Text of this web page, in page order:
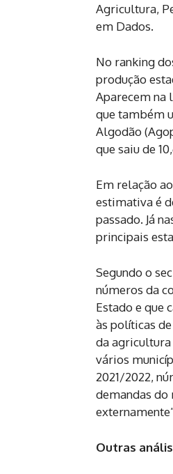
Agricultura,
em Dados.
No ranking
produção
Aparecem na
que também
Algodão
que saiu de
Em relação
estimativa é
passado. Já
principais
Segundo o
números da
Estado e que
às políticas
da
vários
2021/2022,
demandas
Outras